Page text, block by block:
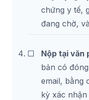
chứng y tế,
đang chờ,
Nộp tại văn
bản có
email, bằng
kỳ xác